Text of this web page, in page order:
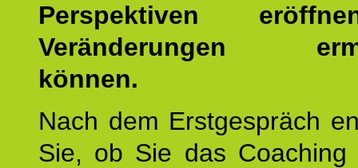
Perspektiven
Veränderungen
können.
Nach dem Erstgespräch
Sie, ob Sie das Coaching